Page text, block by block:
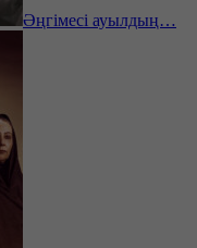
Әңгімесі ауылдың…